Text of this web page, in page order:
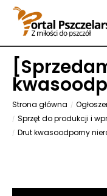
[
Strona główna
Sprzęt do produkcji i
Drut kwasoodporny